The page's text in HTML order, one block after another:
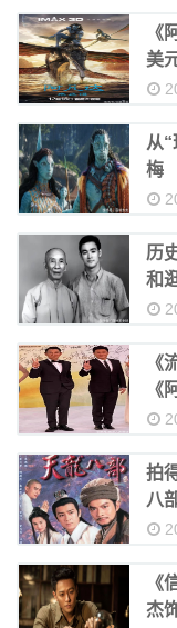
《
美
从
梅
历
和
《
《
拍
八
《
杰